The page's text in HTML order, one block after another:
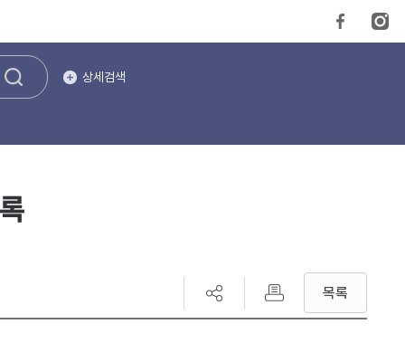
상세검색
목록